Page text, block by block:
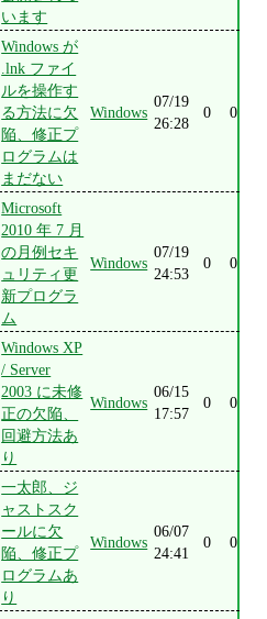
います
Windows が
.lnk ファイ
ルを操作す
る方法に欠
陥、修正プ
ログラムは
まだない
Windows
07/19
26:28
0 0
Microsoft
2010 年 7 月
の月例セキ
ュリティ更
新プログラ
ム
Windows
07/19
24:53
0 0
Windows XP
/ Server
2003 に未修
正の欠陥、
回避方法あ
り
Windows
06/15
17:57
0 0
一太郎、ジ
ャストスク
ールに欠
陥、修正プ
ログラムあ
り
Windows
06/07
24:41
0 0